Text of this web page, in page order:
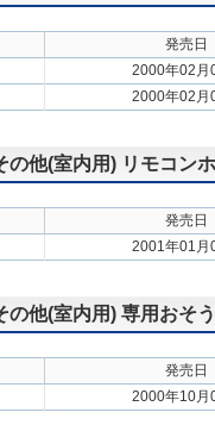
発売日
2000年02月
2000年02月
他(室内用) リモコン
発売日
2001年01月
他(室内用) 専用おそ
発売日
2000年10月